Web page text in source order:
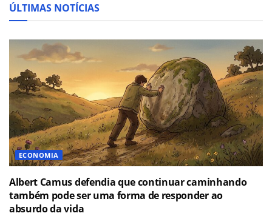
ÚLTIMAS NOTÍCIAS
ECONOMIA
Albert Camus defendia que continuar caminhando
também pode ser uma forma de responder ao
absurdo da vida